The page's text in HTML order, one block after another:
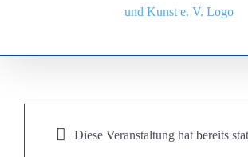
Diese Veranstaltung hat bereits